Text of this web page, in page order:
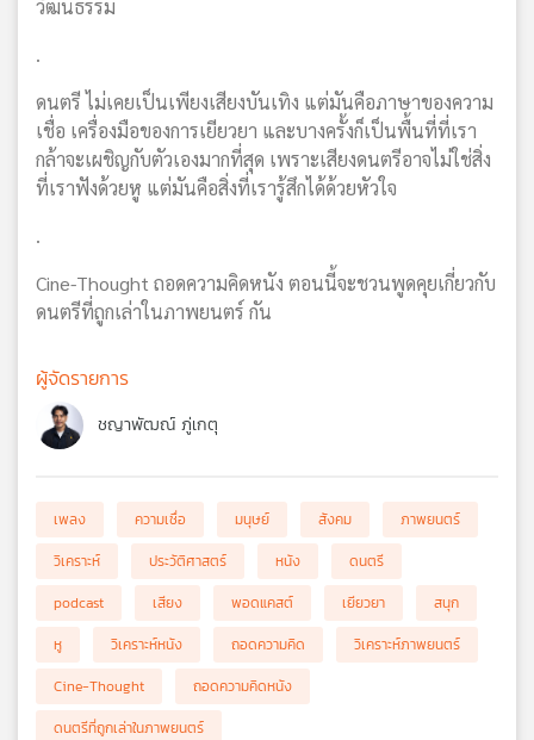
วัฒนธรรม
.
ดนตรี ไม่เคยเป็นเพียงเสียงบันเทิง แต่มันคือภาษาของความ
เชื่อ เครื่องมือของการเยียวยา และบางครั้งก็เป็นพื้นที่ที่เรา
กล้าจะเผชิญกับตัวเองมากที่สุด เพราะเสียงดนตรีอาจไม่ใช่สิ่ง
ที่เราฟังด้วยหู แต่มันคือสิ่งที่เรารู้สึกได้ด้วยหัวใจ
.
Cine-Thought ถอดความคิดหนัง ตอนนี้จะชวนพูดคุยเกี่ยวกับ
ดนตรีที่ถูกเล่าในภาพยนตร์ กัน
ผู้จัดรายการ
ชญาพัฒณ์ ภู่เกตุ
เพลง ความเชื่อ มนุษย์ สังคม
ภาพยนตร์
วิเคราะห์
ประวัติศาสตร์ หนัง
ดนตรี
podcast
เสียง พอดแคสต์ เยียวยา
สนุก
หู
วิเคราะห์หนัง ถอดความคิด
วิเคราะห์ภาพยนตร์
Cine-Thought
ถอดความคิดหนัง
ดนตรีที่ถูกเล่าในภาพยนตร์